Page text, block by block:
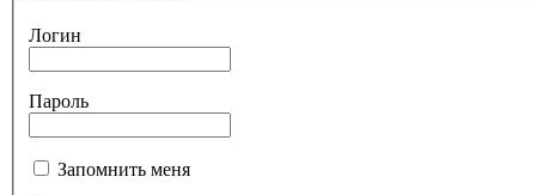
Логин
Пароль
Запомнить меня